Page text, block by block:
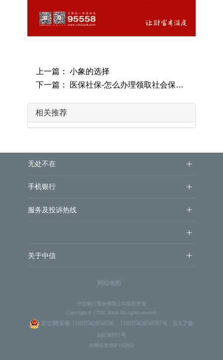
上一篇： 小象的选择
下一篇： 医保社保-怎么办理领取社会保险待遇资格认证？手把手教你！
相关推荐
无处不在 +
手机银行 +
服务及投诉热线
+
+
关于中信 +
网站地图
中信银行股份有限公司版权所有
Copyright © CITIC Bank All rights reserved
京公网安备 11010502050796、11010502050797号
京ICP备
16038101号
本网站支持IPV6访问